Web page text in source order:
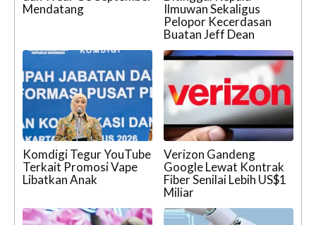
Mendatang
Ilmuwan Sekaligus
Pelopor Kecerdasan
Buatan Jeff Dean
Komdigi Tegur YouTube
Terkait Promosi Vape
Libatkan Anak
Verizon Gandeng
Google Lewat Kontrak
Fiber Senilai Lebih US$1
Miliar